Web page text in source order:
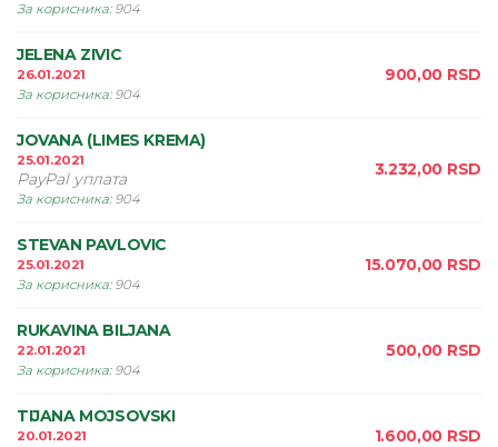
За корисника: 904
JELENA ZIVIC
26.01.2021
За корисника: 904
900,00 RSD
JOVANA (LIMES KREMA)
25.01.2021
PayPal уплата
За корисника: 904
3.232,00 RSD
STEVAN PAVLOVIC
25.01.2021
За корисника: 904
15.070,00 RSD
RUKAVINA BILJANA
22.01.2021
За корисника: 904
500,00 RSD
TIJANA MOJSOVSKI
20.01.2021
1.600,00 RSD